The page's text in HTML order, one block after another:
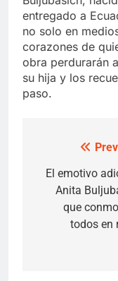
entregado a
no solo en
corazones de
obra perdurarán
su hija y los
paso.
navigation
El emotivo
Anita
que
todos en